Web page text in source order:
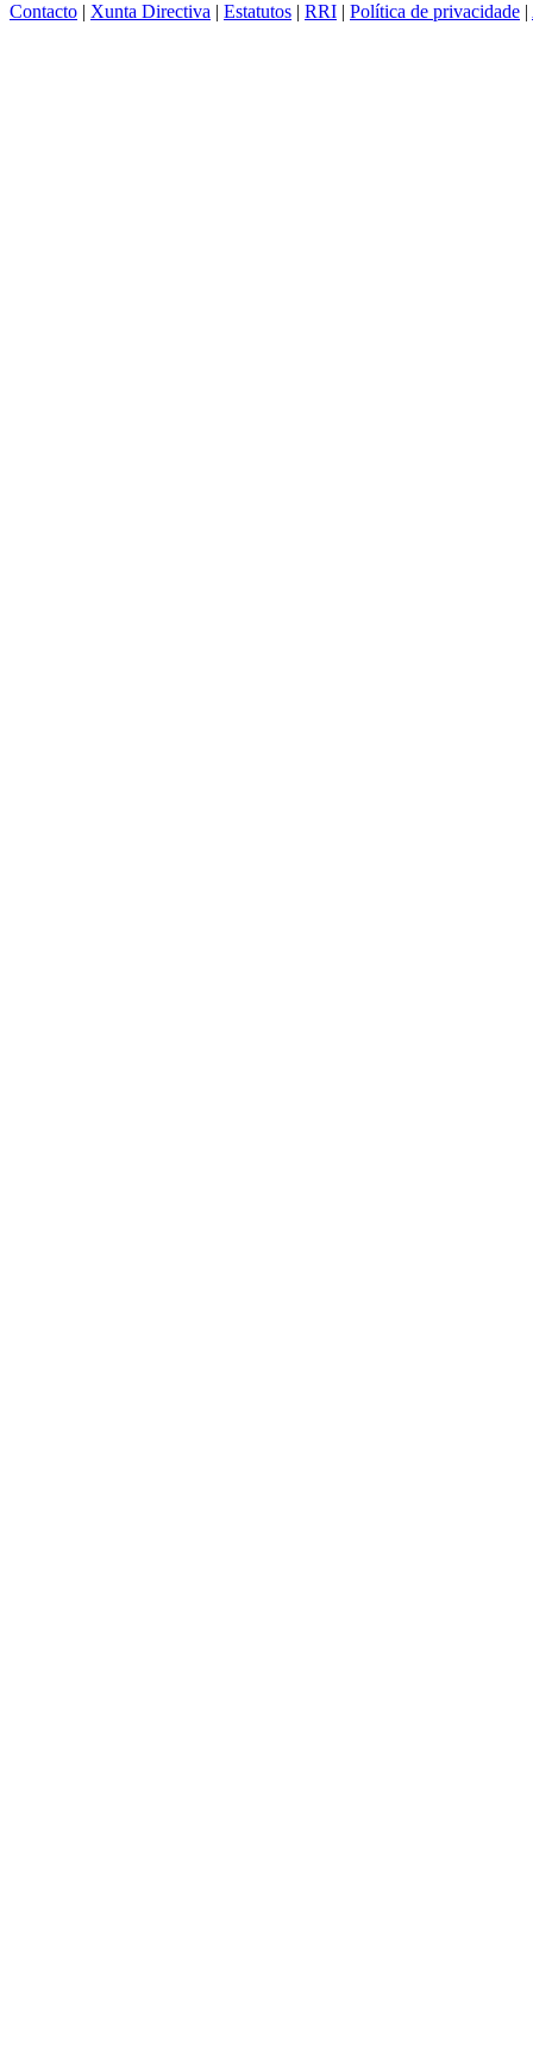
Contacto | Xunta Directiva | Estatutos | RRI | Política de privacidade |